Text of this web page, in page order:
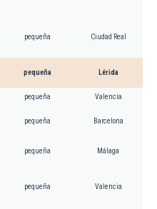
pequeña Ciudad Real
pequeña Lérida
pequeña Valencia
pequeña Barcelona
pequeña Málaga
pequeña Valencia